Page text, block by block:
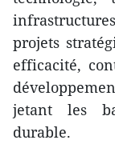
projets
efficacité,
jetant les
durable.